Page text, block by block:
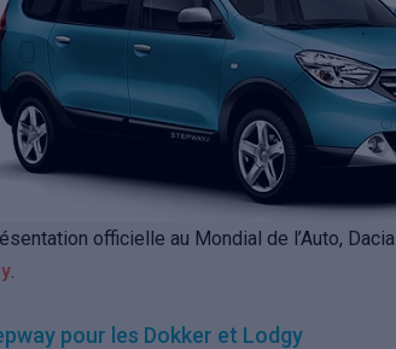
officielle au Mondial de l’Auto,
.
pour les Dokker et Lodgy